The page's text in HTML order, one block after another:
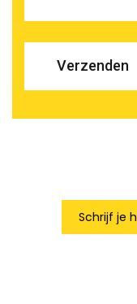
Verzenden
Schrijf je